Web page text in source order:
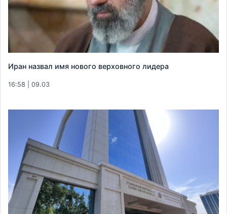
Иран назвал имя нового верховного лидера
16:58 | 09.03